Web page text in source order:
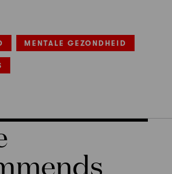
MENTALE GEZONDHEID